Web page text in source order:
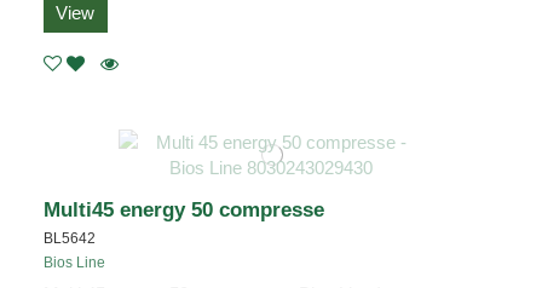
View
Multi45 energy 50 compresse
BL5642
Bios Line